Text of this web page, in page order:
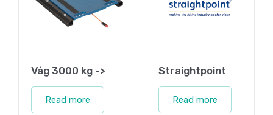
Våg 3000 kg ->
Read more
Straightpoint
Read more